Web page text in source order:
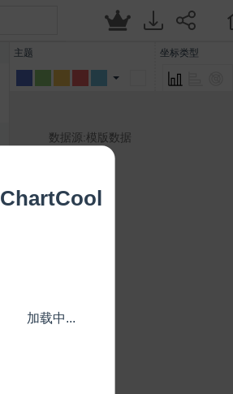
主题 坐标类型
数据源:模版数据
ChartCool
加载中...